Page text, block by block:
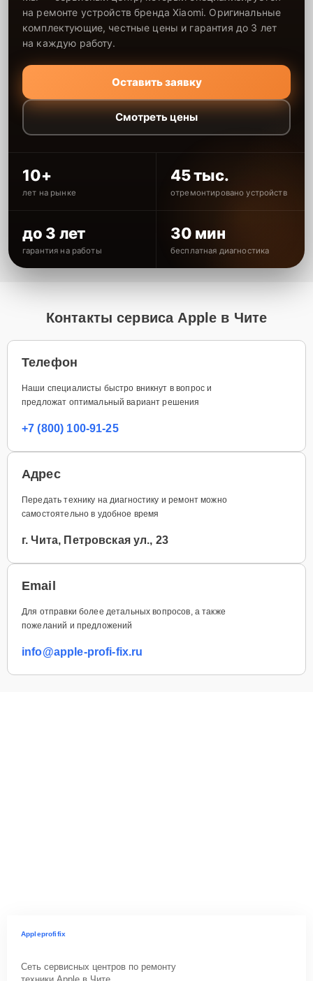
на ремонте устройств бренда Xiaomi. Оригинальные
комплектующие, честные цены и гарантия до 3 лет
на каждую работу.
Оставить заявку
Смотреть цены
10+
лет на рынке
45 тыс.
отремонтировано устройств
до 3 лет
гарантия на работы
30 мин
бесплатная диагностика
Контакты сервиса Apple в Чите
Телефон
Наши специалисты быстро вникнут в вопрос и
предложат оптимальный вариант решения
+7 (800) 100-91-25
Адрес
Передать технику на диагностику и ремонт можно
самостоятельно в удобное время
г. Чита, Петровская ул., 23
Email
Для отправки более детальных вопросов, а также
пожеланий и предложений
info@apple-profi-fix.ru
Appleprofifix
Сеть сервисных центров по ремонту